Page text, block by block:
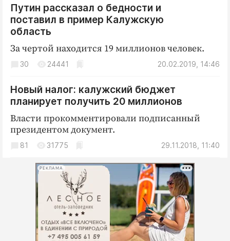
Путин рассказал о бедности и
поставил в пример Калужскую
область
За чертой находится 19 миллионов человек.
20.02.2019, 14:46
30 24441
Новый налог: калужский бюджет
планирует получить 20 миллионов
Власти прокомментировали подписанный
президентом документ.
29.11.2018, 11:40
81 31775
РЕКЛАМА